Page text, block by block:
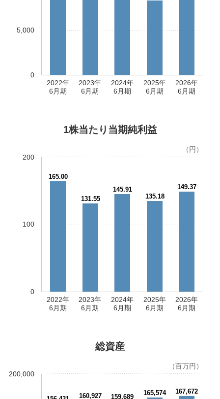
2022年
6月期
2023年
6月期
2024年
6月期
2025年
6月期
2026年
6月期
0
5,000
1株当たり当期純利益
2022年
6月期
2023年
6月期
2024年
6月期
2025年
6月期
2026年
6月期
0
100
200
（円）
165.00
131.55
145.91
135.18
149.37
総資産
200,000
（百万円）
160,927 159,689
165,574 167,672